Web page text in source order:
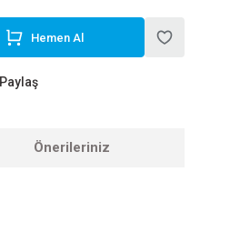
Hemen Al
Paylaş
Önerileriniz